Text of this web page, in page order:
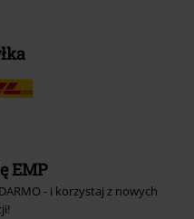
EMP
- i korzystaj z nowych